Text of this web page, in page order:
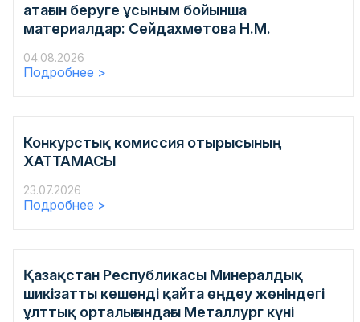
атағын беруге ұсыным бойынша
материалдар: Сейдахметова Н.М.
04.08.2026
Подробнее >
Конкурстық комиссия отырысының
ХАТТАМАСЫ
23.07.2026
Подробнее >
Қазақстан Республикасы Минералдық
шикізатты кешенді қайта өңдеу жөніндегі
ұлттық орталығындағы Металлург күні